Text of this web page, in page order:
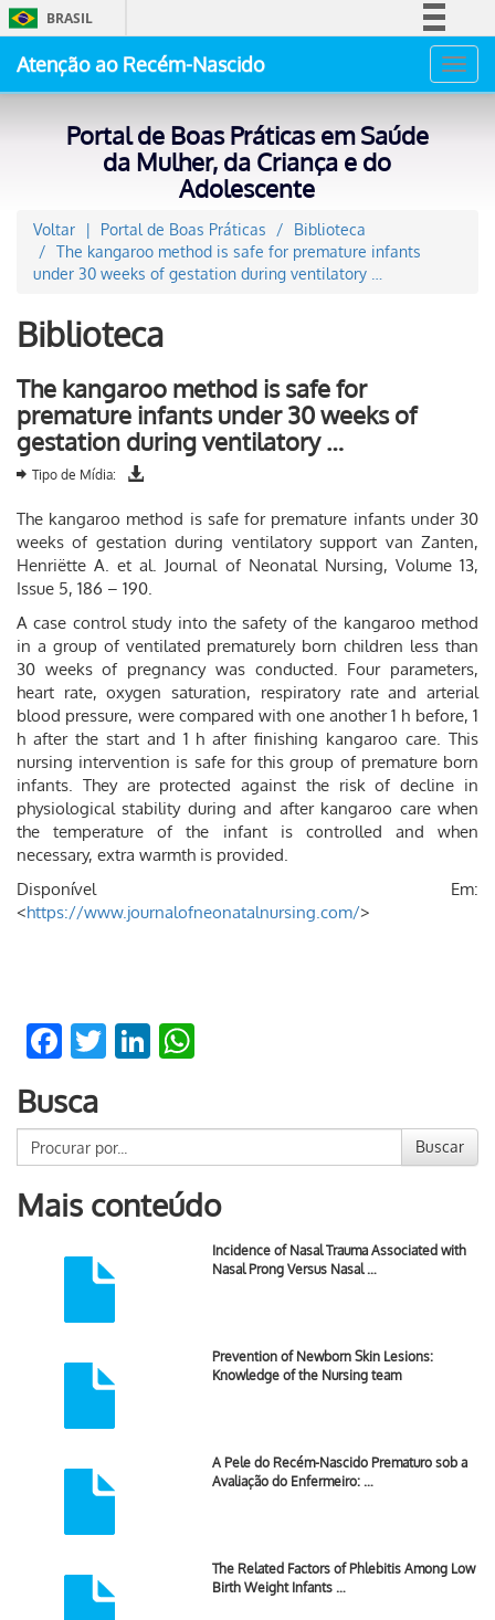
BRASIL
Acesso à informação
Atenção ao Recém-Nascido
Portal de Boas Práticas em Saúde
da Mulher, da Criança e do
Adolescente
Voltar Portal de Boas Práticas
Biblioteca
The kangaroo method is safe for premature infants
under 30 weeks of gestation during ventilatory …
Biblioteca
The kangaroo method is safe for
premature infants under 30 weeks of
gestation during ventilatory …
Tipo de Mídia:
The kangaroo method is safe for premature infants under 30
weeks of gestation during ventilatory support van Zanten,
Henriëtte A. et al. Journal of Neonatal Nursing, Volume 13,
Issue 5, 186 – 190.
A case control study into the safety of the kangaroo method
in a group of ventilated prematurely born children less than
30 weeks of pregnancy was conducted. Four parameters,
heart rate, oxygen saturation, respiratory rate and arterial
blood pressure, were compared with one another 1 h before, 1
h after the start and 1 h after finishing kangaroo care. This
nursing intervention is safe for this group of premature born
infants. They are protected against the risk of decline in
physiological stability during and after kangaroo care when
the temperature of the infant is controlled and when
necessary, extra warmth is provided.
Disponível Em:
<https://www.journalofneonatalnursing.com/>
Facebook
TwitterLinkedIn
Busca
Buscar
Mais conteúdo
Incidence of Nasal Trauma Associated with
Nasal Prong Versus Nasal …
Prevention of Newborn Skin Lesions:
Knowledge of the Nursing team
A Pele do Recém-Nascido Prematuro sob a
Avaliação do Enfermeiro: …
The Related Factors of Phlebitis Among Low
Birth Weight Infants …